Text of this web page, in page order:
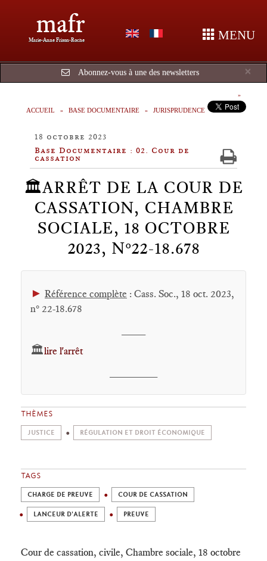
mafr
Marie-Anne Frison-Roche MENU
×
Abonnez-vous à une des newsletters
ACCUEIL BASE DOCUMENTAIRE JURISPRUDENCE
18 octobre 2023
Base Documentaire : 02. Cour de
cassation
🏛️ARRÊT DE LA COUR DE
CASSATION, CHAMBRE
SOCIALE, 18 OCTOBRE
2023, N°22-18.678
► Référence complète : Cass. Soc., 18 oct. 2023,
n° 22-18.678
🏛️lire l'arrêt
THÈMES
JUSTICE RÉGULATION ET DROIT ÉCONOMIQUE
TAGS
CHARGE DE PREUVE COUR DE CASSATION
LANCEUR D'ALERTE PREUVE
Cour de cassation, civile, Chambre sociale, 18 octobre